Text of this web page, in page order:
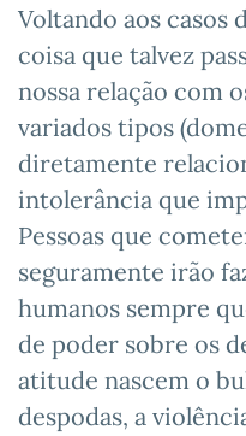
Voltando aos casos
coisa que talvez
nossa relação com
variados tipos
diretamente
intolerância que
Pessoas que
seguramente irão
humanos sempre
de poder sobre os
atitude nascem o
despodas, a